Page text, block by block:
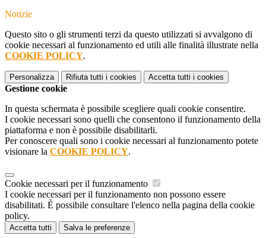
Notizie
Questo sito o gli strumenti terzi da questo utilizzati si avvalgono di
cookie necessari al funzionamento ed utili alle finalità illustrate nella
COOKIE POLICY.
Personalizza Rifiuta tutti i cookies Accetta tutti i cookies
Gestione cookie
In questa schermata è possibile scegliere quali cookie consentire.
I cookie necessari sono quelli che consentono il funzionamento della
piattaforma e non è possibile disabilitarli.
Per conoscere quali sono i cookie necessari al funzionamento potete
visionare la COOKIE POLICY.
Cookie necessari per il funzionamento
I cookie necessari per il funzionamento non possono essere
disabilitati. È possibile consultare l'elenco nella pagina della cookie
policy.
Accetta tutti Salva le preferenze